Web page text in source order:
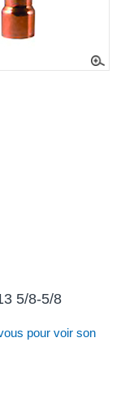
5/8-5/8
pour voir son